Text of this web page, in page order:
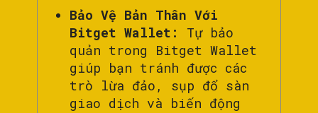
Bảo Vệ Bản Thân Với
Bitget Wallet:
Tự bảo
quản trong Bitget Wallet
giúp bạn tránh được các
trò lừa đảo, sụp đổ sàn
giao dịch và biến động